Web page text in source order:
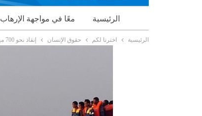
الرئيسية معًا في مواجهة الإرهاب
الرئيسية اخترنا لكم حقوق الإنسان إنقاذ نحو 700 مهاجر غير شرعي قبالة إسبانيا خلال يومين